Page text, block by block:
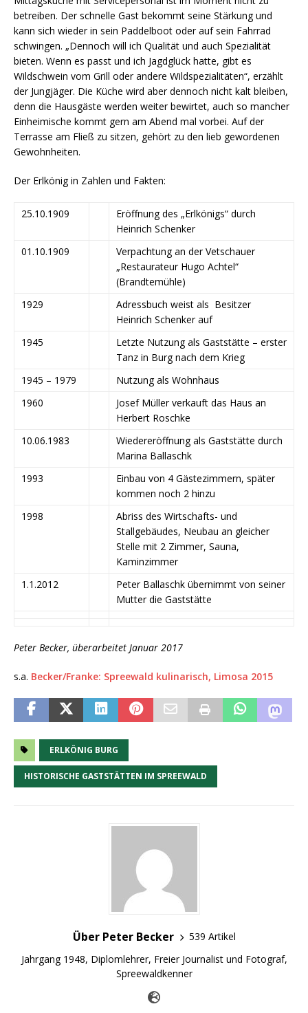
betreiben. Der schnelle Gast bekommt seine Stärkung und
kann sich wieder in sein Paddelboot oder auf sein Fahrrad
schwingen. „Dennoch will ich Qualität und auch Spezialität
bieten. Wenn es passt und ich Jagdglück hatte, gibt es
Wildschwein vom Grill oder andere Wildspezialitäten“, erzählt
der Jungjäger. Die Küche wird aber dennoch nicht kalt bleiben,
denn die Hausgäste werden weiter bewirtet, auch so mancher
Einheimische kommt gern am Abend mal vorbei. Auf der
Terrasse am Fließ zu sitzen, gehört zu den lieb gewordenen
Gewohnheiten.
Der Erlkönig in Zahlen und Fakten:
25.10.1909
Eröffnung des „Erlkönigs“ durch
Heinrich Schenker
01.10.1909
Verpachtung an der Vetschauer
„Restaurateur Hugo Achtel“
(Brandtemühle)
1929
Adressbuch weist als Besitzer
Heinrich Schenker auf
1945
Letzte Nutzung als Gaststätte – erster
Tanz in Burg nach dem Krieg
1945 – 1979
Nutzung als Wohnhaus
1960
Josef Müller verkauft das Haus an
Herbert Roschke
10.06.1983
Wiedereröffnung als Gaststätte durch
Marina Ballaschk
1993
Einbau von 4 Gästezimmern, später
kommen noch 2 hinzu
1998
Abriss des Wirtschafts- und
Stallgebäudes, Neubau an gleicher
Stelle mit 2 Zimmer, Sauna,
Kaminzimmer
1.1.2012
Peter Ballaschk übernimmt von seiner
Mutter die Gaststätte
Peter Becker, überarbeitet Januar 2017
s.a. Becker/Franke: Spreewald kulinarisch, Limosa 2015
ERLKÖNIG BURG
HISTORISCHE GASTSTÄTTEN IM SPREEWALD
Über Peter Becker
539 Artikel
Jahrgang 1948, Diplomlehrer, Freier Journalist und Fotograf,
Spreewaldkenner